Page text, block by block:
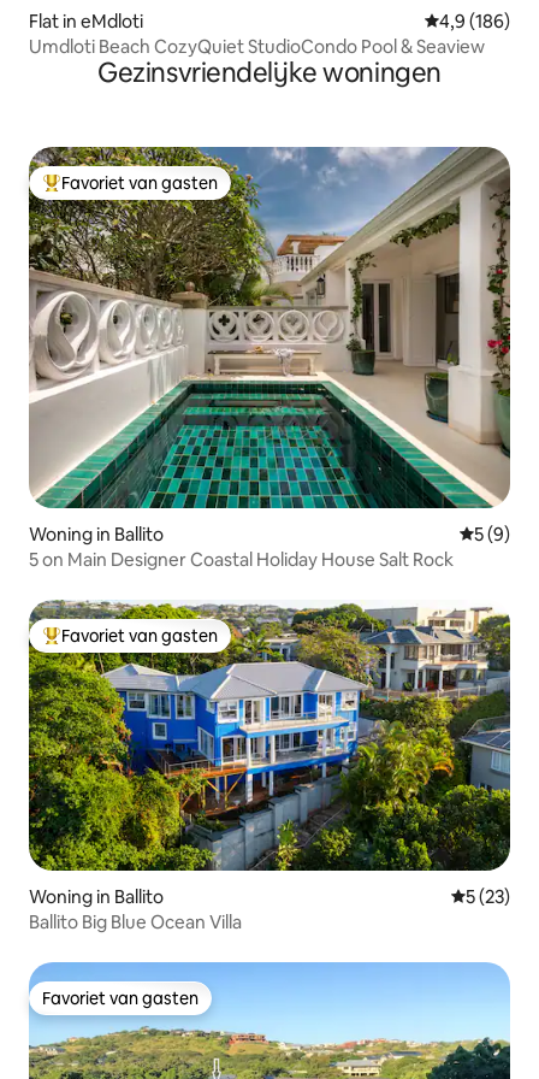
Flat in eMdloti Gemiddelde
4,9 (186)
Umdloti Beach CozyQuiet StudioCondo Pool & Seaview
Gezinsvriendelijke woningen
Topfavoriet van gasten
Favoriet van gasten
Woning in Ballito
5 (9)
5 on Main Designer Coastal Holiday House Salt Rock
Topfavoriet van gasten
Favoriet van gasten
Woning in Ballito
5 (23)
Ballito Big Blue Ocean Villa
Favoriet van gasten
Favoriet van gasten